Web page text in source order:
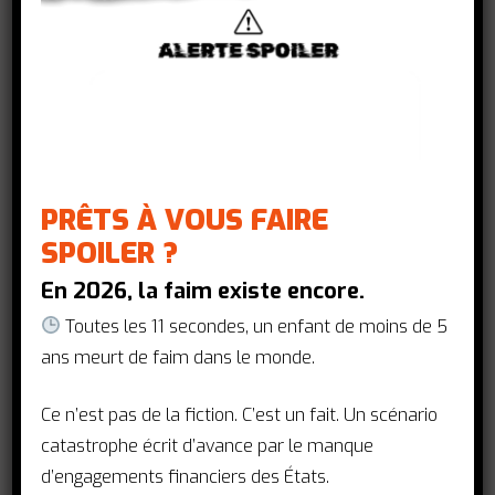
pénurie de services de santé, le manque
de suivi des dossiers médicaux ou
les lieux publics
Pour répondre à ces défis, l’ONG Right to
Care, soutenue par le Fonds mondial, a
mis en place le projet Right ePharmacy
qui déploie desdistributeurs
Afrique du Sud.
PRÊTS À VOUS FAIRE
SPOILER ?
En 2026, la faim existe encore.
Toutes les 11 secondes, un enfant de moins de 5
ans meurt de faim dans le monde.
Ce n’est pas de la fiction. C’est un fait. Un scénario
catastrophe écrit d’avance par le manque
d’engagements financiers des États.